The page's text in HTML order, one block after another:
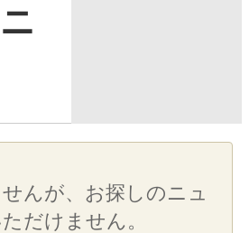
んが、お探しのニュ
だけません。